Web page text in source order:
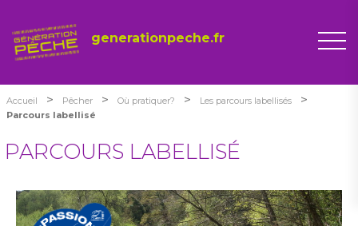
generationpeche.fr
Accueil > Pêcher > Où pratiquer? > Les parcours labellisés >
Parcours labellisé
PARCOURS LABELLISÉ